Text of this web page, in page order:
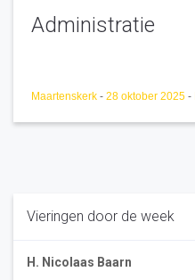
Administratie
Maartenskerk - 28 oktober 2025 -
Vieringen door de week
H. Nicolaas Baarn